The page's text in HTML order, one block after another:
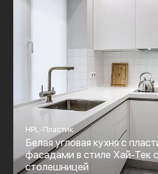
HPL-Пластик
Белая угловая кухня с
фасадами в стиле Хай-Тек
столешницей